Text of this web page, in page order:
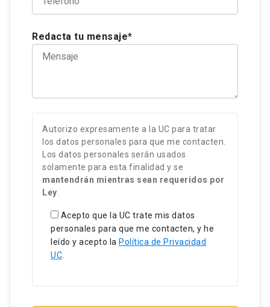
Redacta tu mensaje*
Autorizo expresamente a la UC para tratar
los datos personales para que me contacten.
Los datos personales serán usados
solamente para esta finalidad y se
mantendrán mientras sean requeridos por
Ley.
Acepto que la UC trate mis datos
personales para que me contacten, y he
leído y acepto la Política de Privacidad
UC.